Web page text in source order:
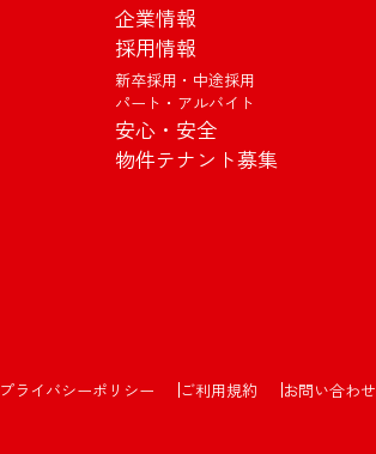
企業情報
採用情報
新卒採用・中途採用
パート・アルバイト
安心・安全
物件テナント募集
プライバシーポリシー ご利用規約 お問い合わせ